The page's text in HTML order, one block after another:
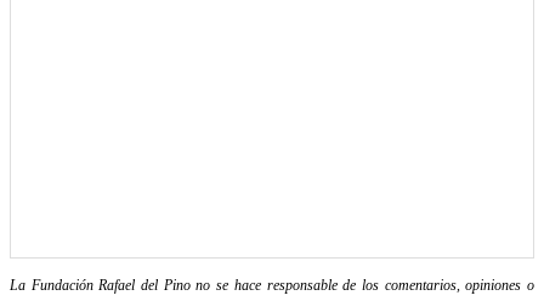
La Fundación Rafael del Pino no se hace responsable de los comentarios, opiniones o